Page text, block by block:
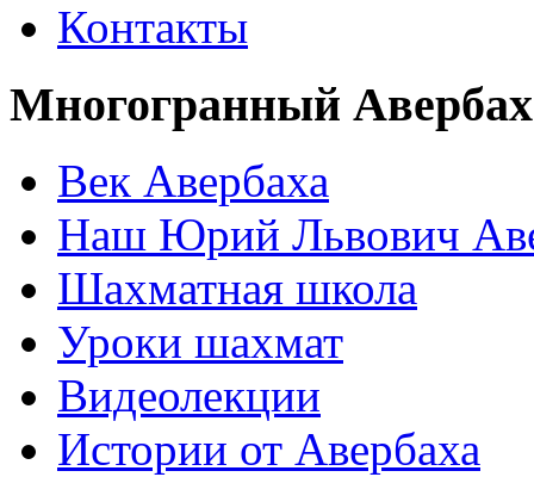
Контакты
Многогранный Авербах
Век Авербаха
Наш Юрий Львович
Шахматная школа
Уроки шахмат
Видеолекции
Истории от Авербаха